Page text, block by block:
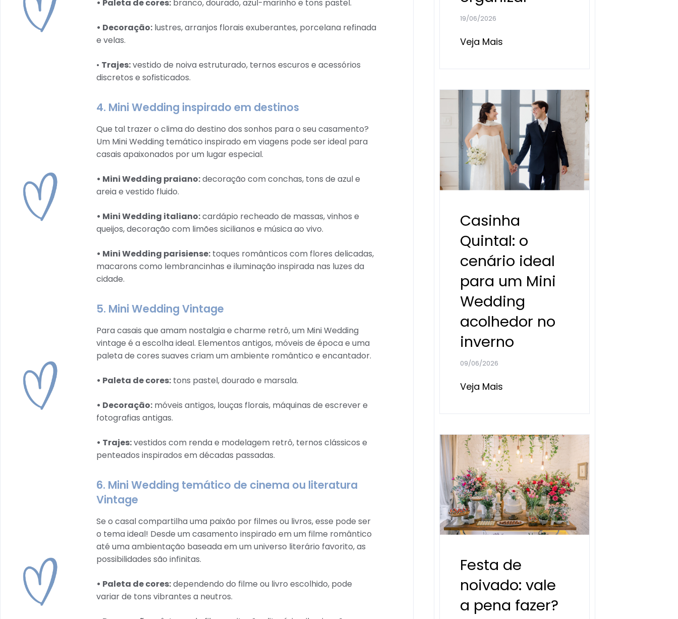
• Paleta de cores:branco, dourado, azul-marinho e tons pastel.
• Decoração:lustres, arranjos florais exuberantes, porcelana refinada
e velas.
• Trajes:vestido de noiva estruturado, ternos escuros e acessórios
discretos e sofisticados.
4. Mini Wedding inspirado em destinos
Que tal trazer o clima do destino dos sonhos para o seu casamento?
Um Mini Wedding temático inspirado em viagens pode ser ideal para
casais apaixonados por um lugar especial.
• Mini Wedding praiano:decoração com conchas, tons de azul e
areia e vestido fluido.
• Mini Wedding italiano:cardápio recheado de massas, vinhos e
queijos, decoração com limões sicilianos e música ao vivo.
• Mini Wedding parisiense:toques românticos com flores delicadas,
macarons como lembrancinhas e iluminação inspirada nas luzes da
cidade.
5. Mini Wedding Vintage
Para casais que amam nostalgia e charme retrô, um Mini Wedding
vintage é a escolha ideal. Elementos antigos, móveis de época e uma
paleta de cores suaves criam um ambiente romântico e encantador.
• Paleta de cores:tons pastel, dourado e marsala.
• Decoração:móveis antigos, louças florais, máquinas de escrever e
fotografias antigas.
• Trajes:vestidos com renda e modelagem retrô, ternos clássicos e
penteados inspirados em décadas passadas.
6. Mini Wedding temático de cinema ou literatura
Vintage
Se o casal compartilha uma paixão por filmes ou livros, esse pode ser
o tema ideal! Desde um casamento inspirado em um filme romântico
até uma ambientação baseada em um universo literário favorito, as
possibilidades são infinitas.
• Paleta de cores:dependendo do filme ou livro escolhido, pode
variar de tons vibrantes a neutros.
19/06/2026
Veja Mais
Casinha
Quintal: o
cenário ideal
para um Mini
Wedding
acolhedor no
inverno
09/06/2026
Veja Mais
Festa de
noivado: vale
a pena fazer?